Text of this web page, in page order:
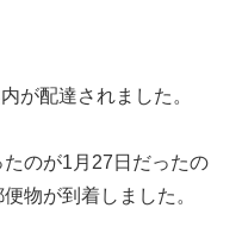
が配達されました。
のが1月27日だったの
物が到着しました。